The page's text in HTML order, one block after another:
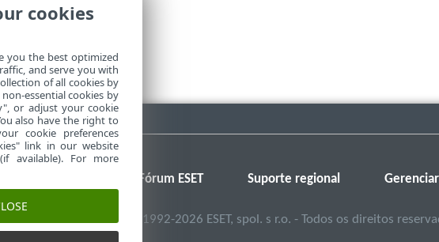
ESET Fórum ESET Suporte regional
1992-2026 ESET, spol. s r.o. - Todos os direitos
cookies
you the best optimized
and serve you with
of all cookies by
essential cookies by
or adjust your cookie
also have the right to
cookie preferences
link in our website
available). For more